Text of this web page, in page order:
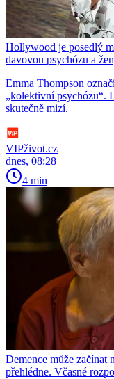
Hollywood je posedlý
davovou psychózu a
Emma Thompson
„kolektivní psychózu“.
skutečně mizí.
VIPživot.cz
dnes, 08:28
4 min
Demence může začínat
přehlédne. Včasné